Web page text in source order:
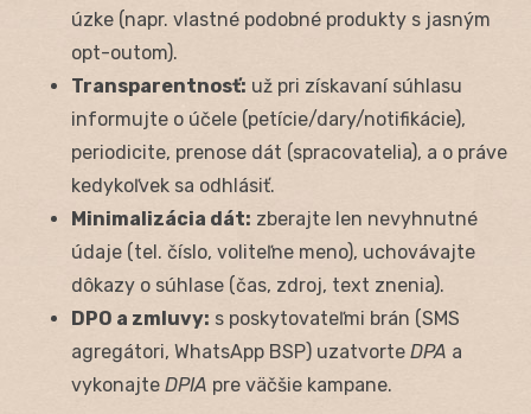
úzke (napr. vlastné podobné produkty s jasným
opt-outom).
Transparentnosť: už pri získavaní súhlasu
informujte o účele (petície/dary/notifikácie),
periodicite, prenose dát (spracovatelia), a o práve
kedykoľvek sa odhlásiť.
Minimalizácia dát: zberajte len nevyhnutné
údaje (tel. číslo, voliteľne meno), uchovávajte
dôkazy o súhlase (čas, zdroj, text znenia).
DPO a zmluvy: s poskytovateľmi brán (SMS
agregátori, WhatsApp BSP) uzatvorte DPA a
vykonajte DPIA pre väčšie kampane.